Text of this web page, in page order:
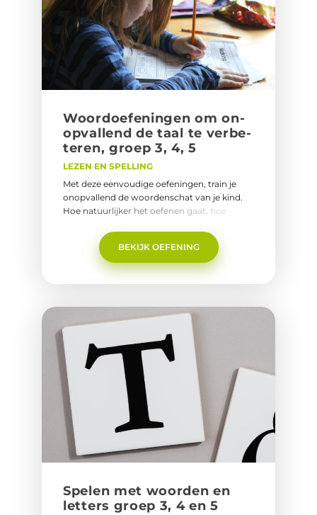
Woord­oe­fe­nin­gen om on­
op­val­lend de taal te ver­be­
te­ren, groep 3, 4, 5
LEZEN EN SPELLING
Met deze eenvoudige oefeningen, train je
onopvallend de woordenschat van je kind.
Hoe natuurlijker het oefenen gaat, hoe
leert.Gebruik&nbsp;deze eenvoudige
oefeningen daarvoor.BEKIJK OEFENING
Spe­len met woor­den en
let­ters groep 3, 4 en 5